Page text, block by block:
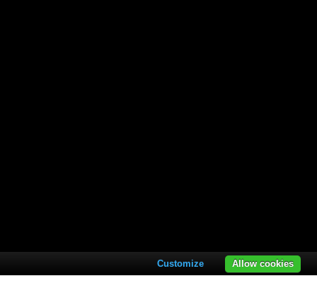
Allow cookies
Customize